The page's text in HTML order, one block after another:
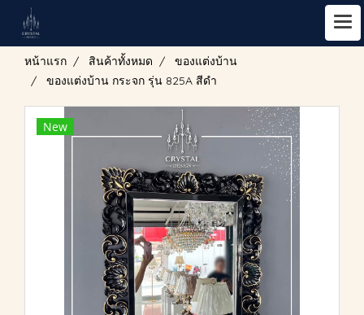
หน้าแรก สินค้าทั้งหมด
ของแต่งบ้าน
ของแต่งบ้าน กระจก รุ่น 825A สีดำ
New